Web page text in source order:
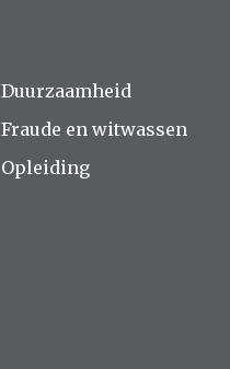
Duurzaamheid
Fraude en witwassen
Opleiding